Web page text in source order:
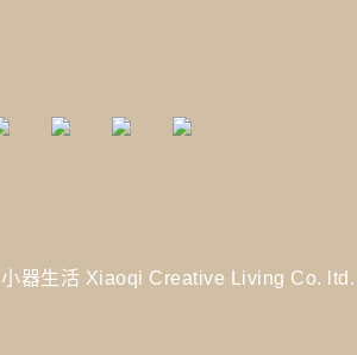
小器生活 Xiaoqi Creative Living Co. ltd.